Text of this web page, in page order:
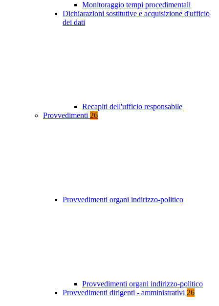
Monitoraggio tempi procedimentali
Dichiarazioni sostitutive e acquisizione d'ufficio
dei dati
Recapiti dell'ufficio responsabile
Provvedimenti 26
Provvedimenti organi indirizzo-politico
Provvedimenti organi indirizzo-politico
Provvedimenti dirigenti - amministrativi 26